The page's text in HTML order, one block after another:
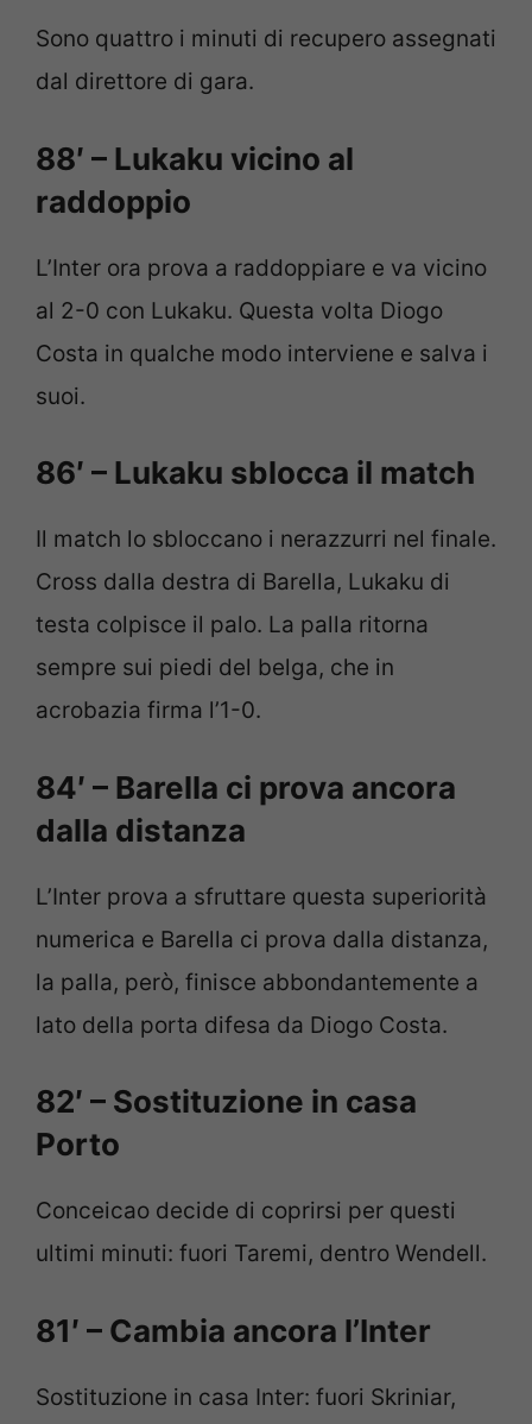
Sono quattro i minuti di recupero assegnati
dal direttore di gara.
88′ – Lukaku vicino al
raddoppio
L’Inter ora prova a raddoppiare e va vicino
al 2-0 con Lukaku. Questa volta Diogo
Costa in qualche modo interviene e salva i
suoi.
86′ – Lukaku sblocca il match
Il match lo sbloccano i nerazzurri nel finale.
Cross dalla destra di Barella, Lukaku di
testa colpisce il palo. La palla ritorna
sempre sui piedi del belga, che in
acrobazia firma l’1-0.
84′ – Barella ci prova ancora
dalla distanza
L’Inter prova a sfruttare questa superiorità
numerica e Barella ci prova dalla distanza,
la palla, però, finisce abbondantemente a
lato della porta difesa da Diogo Costa.
82′ – Sostituzione in casa
Porto
Conceicao decide di coprirsi per questi
ultimi minuti: fuori Taremi, dentro Wendell.
81′ – Cambia ancora l’Inter
Sostituzione in casa Inter: fuori Skriniar,